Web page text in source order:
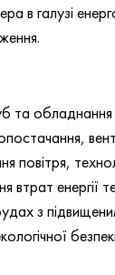
в галузі
та
повітря,
втрат енергії
з